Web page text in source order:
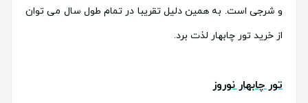
و شرجی است. به همین دلیل تقریبا در تمام طول سال می توان
از خرید تور چابهار لذت برد.
تور چابهار نوروز